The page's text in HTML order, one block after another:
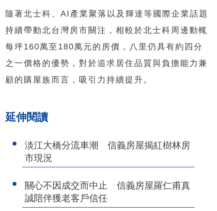
隨著北士科、AI產業聚落以及輝達等國際企業話題
持續帶動北台灣房市關注，相較於北士科周邊動輒
每坪160萬至180萬元的房價，八里仍具有約四分
之一價格的優勢，對於追求居住品質與負擔能力兼
顧的購屋族而言，吸引力持續提升。
延伸閱讀
淡江大橋分流車潮 信義房屋揭紅樹林房
市現況
關心不因成交而中止 信義房屋羅仁甫真
誠陪伴獲老客戶信任